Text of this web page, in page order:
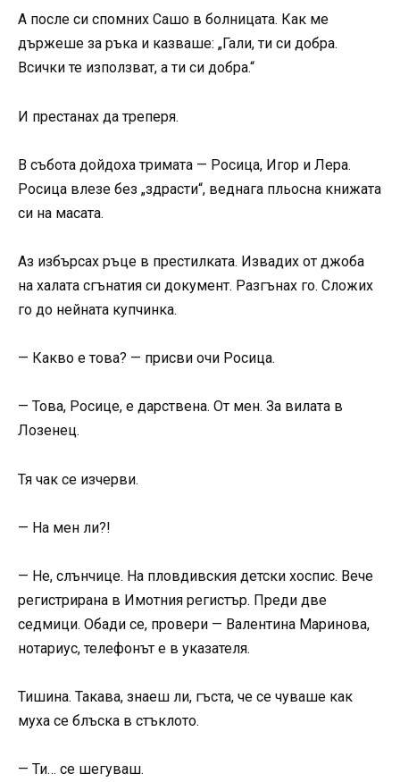
А после си спомних Сашо в болницата. Как ме
държеше за ръка и казваше: „Гали, ти си добра.
Всички те използват, а ти си добра.“
И престанах да треперя.
В събота дойдоха тримата — Росица, Игор и Лера.
Росица влезе без „здрасти“, веднага пльосна книжата
си на масата.
Аз избърсах ръце в престилката. Извадих от джоба
на халата сгънатия си документ. Разгънах го. Сложих
го до нейната купчинка.
— Какво е това? — присви очи Росица.
— Това, Росице, е дарствена. От мен. За вилата в
Лозенец.
Тя чак се изчерви.
— На мен ли?!
— Не, слънчице. На пловдивския детски хоспис. Вече
регистрирана в Имотния регистър. Преди две
седмици. Обади се, провери — Валентина Маринова,
нотариус, телефонът е в указателя.
Тишина. Такава, знаеш ли, гъста, че се чуваше как
муха се блъска в стъклото.
— Ти… се шегуваш.